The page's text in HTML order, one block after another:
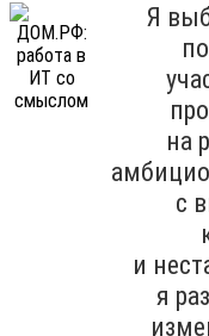
Я
на
с
и
я